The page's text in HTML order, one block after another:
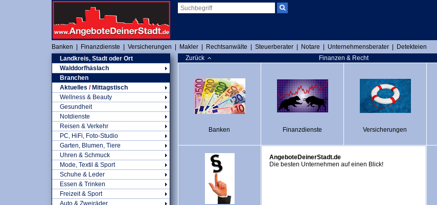
Banken Finanzdienste Versicherungen Makler Rechtsanwälte Steuerberater Notare Unternehmensberater
Detekteien
Landkreis, Stadt oder Ort
Walddorfhäslach
Branchen
Aktuelles /Mittagstisch
Wellness & Beauty
Gesundheit
Notdienste
Reisen & Verkehr
PC, HiFi, Foto-Studio
Garten, Blumen, Tiere
Uhren & Schmuck
Mode, Textil & Sport
Schuhe & Leder
Essen & Trinken
Freizeit & Sport
Auto & Zweiräder
Zurück Finanzen & Recht
Banken Finanzdienste Versicherungen
AngeboteDeinerStadt.de
Die besten Unternehmen auf einen Blick!